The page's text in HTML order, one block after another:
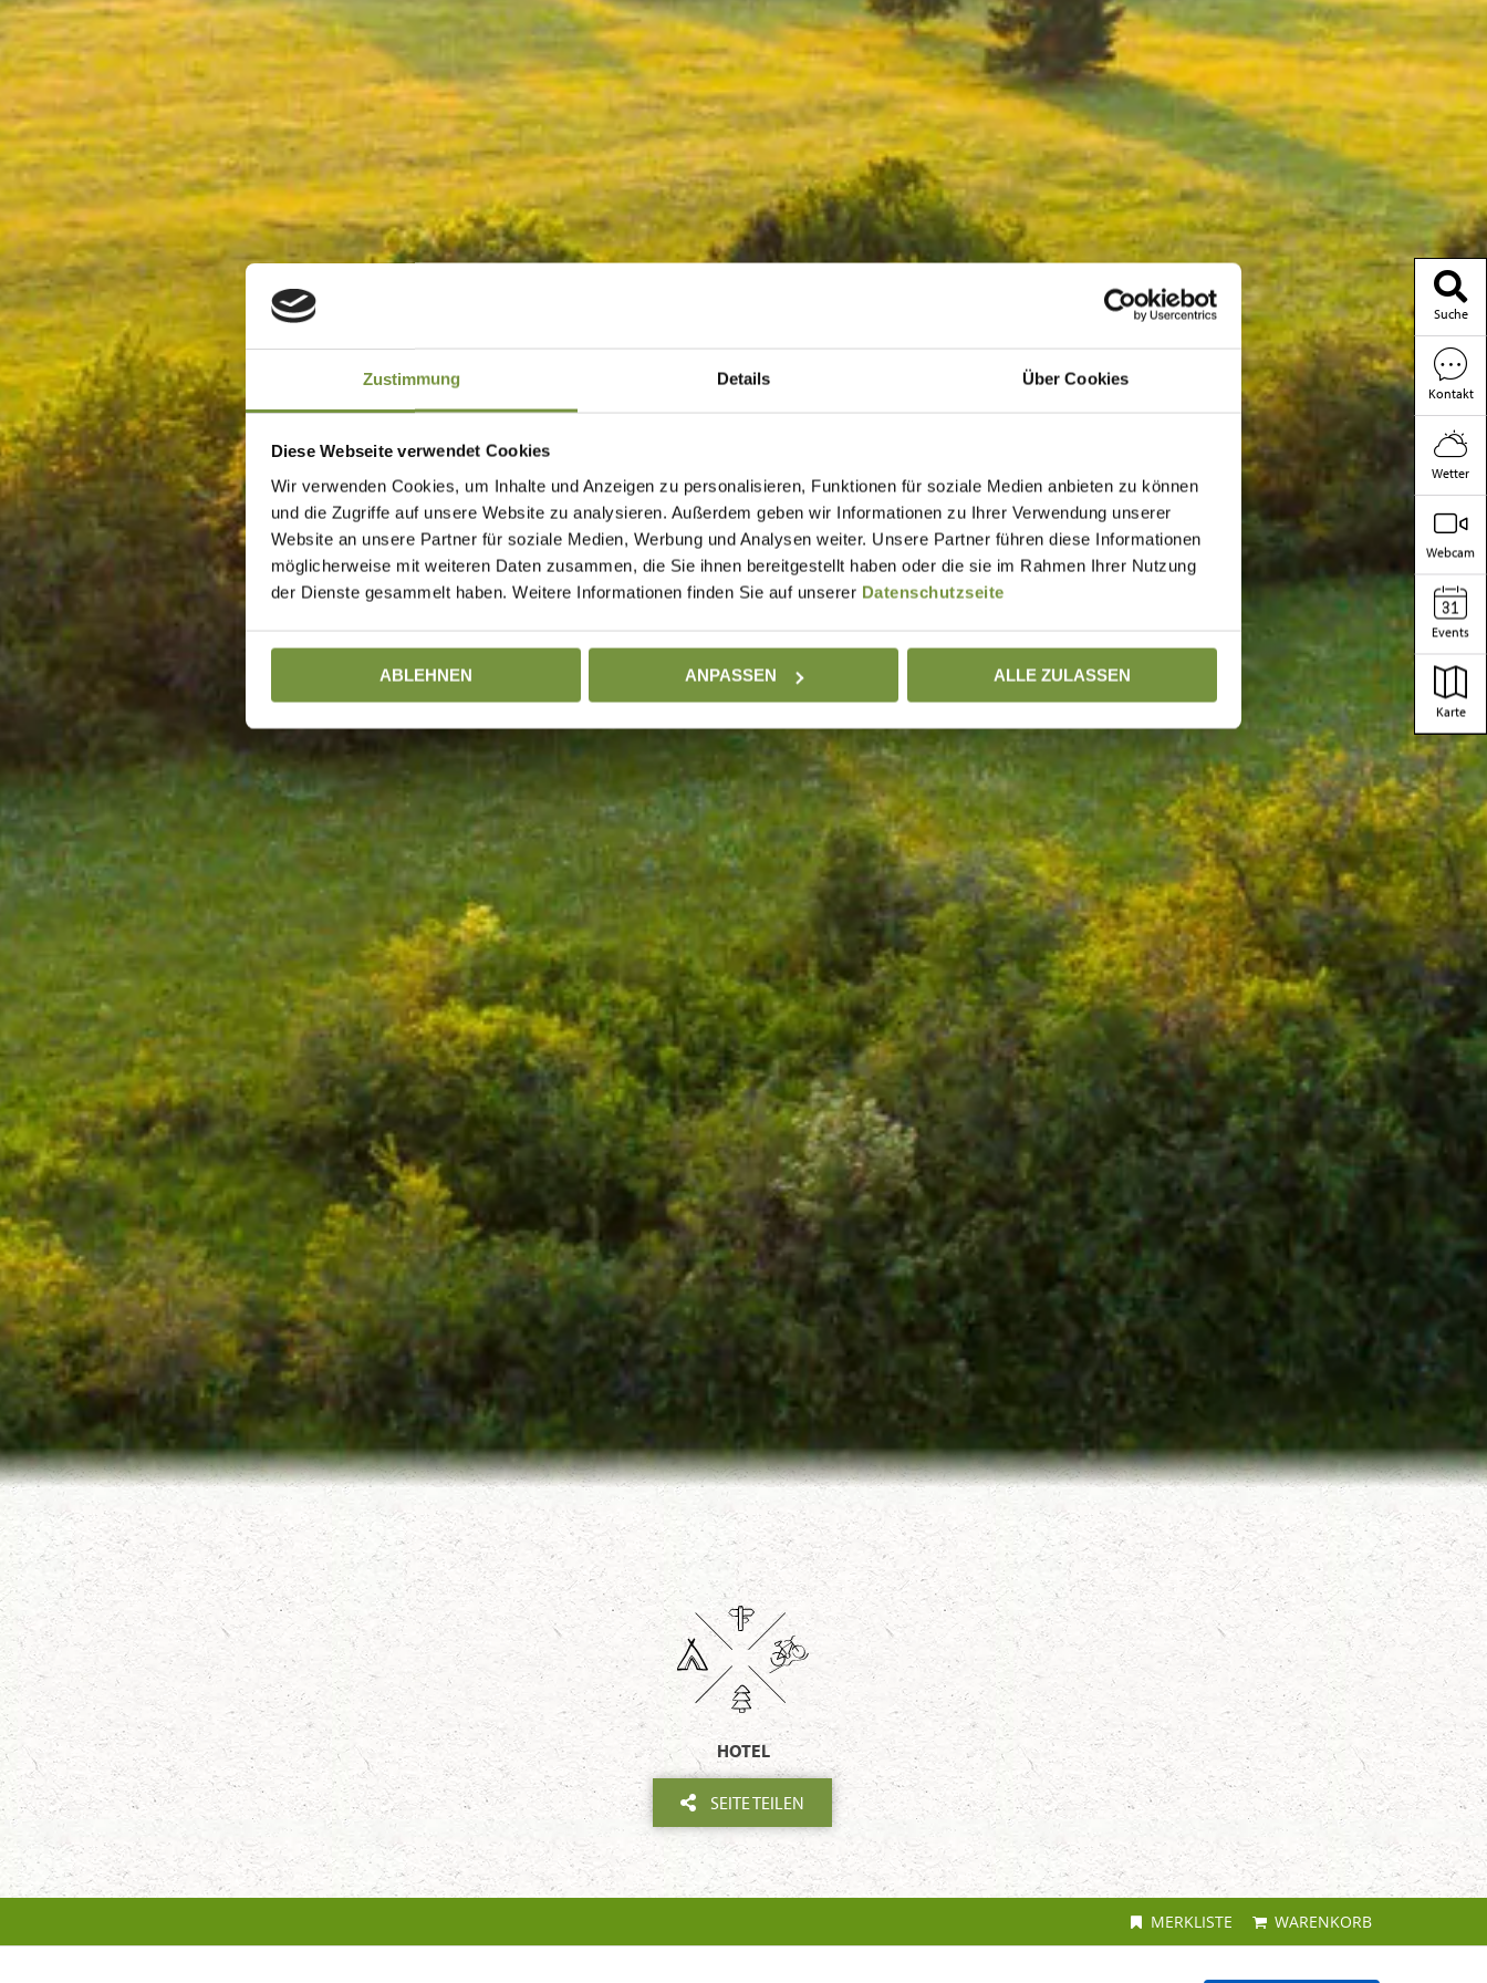
Zustimmung Details Über Cookies
Diese Webseite verwendet Cookies
Wir verwenden Cookies, um Inhalte und Anzeigen zu personalisieren, Funktionen für soziale Medien anbieten zu können
und die Zugriffe auf unsere Website zu analysieren. Außerdem geben wir Informationen zu Ihrer Verwendung unserer
Website an unsere Partner für soziale Medien, Werbung und Analysen weiter. Unsere Partner führen diese Informationen
möglicherweise mit weiteren Daten zusammen, die Sie ihnen bereitgestellt haben oder die sie im Rahmen Ihrer Nutzung
der Dienste gesammelt haben. Weitere Informationen finden Sie auf unserer Datenschutzseite
ABLEHNEN ANPASSEN ALLE ZULASSEN
Suche
Kontakt
Wetter
Webcam
Events
Karte
HOTEL
SEITE TEILEN